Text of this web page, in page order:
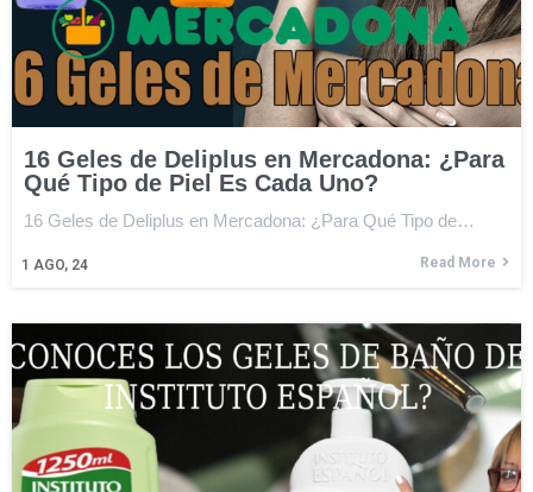
16 Geles de Deliplus en Mercadona: ¿Para
Qué Tipo de Piel Es Cada Uno?
1 AGO, 24
16 Geles de Deliplus en Mercadona: ¿Para Qué Tipo de…
Read More